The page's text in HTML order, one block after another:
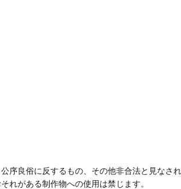
序良俗に反するもの、その他非合法と見なさ
れがある制作物への使用は禁じます。